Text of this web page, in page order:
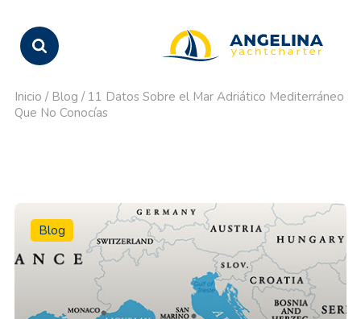
Inicio / Blog / 11 Datos Sobre el Mar Adriático Mediterráneo
Que No Conocías
Blog